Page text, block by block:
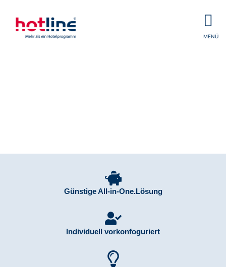
MENÜ
Günstige All-in-One.Lösung
Individuell vorkonfoguriert